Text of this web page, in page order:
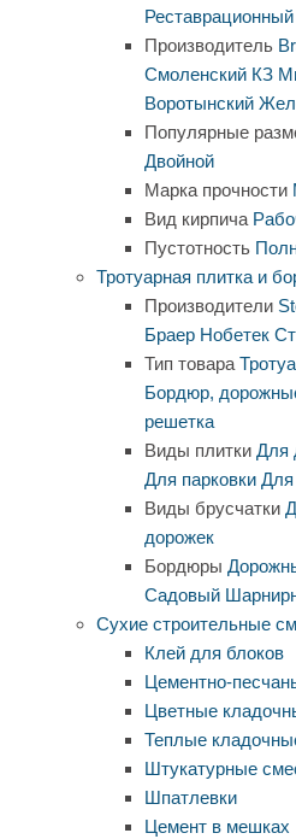
Реставрационный
Производитель
Смоленский КЗ
Воротынский
Популярные
Двойной
Марка прочности
Вид кирпича
Пустотность
Тротуарная плитка и
Производители
Браер Нобетек
Тип товара
Бордюр,
решетка
Виды плитки Для
Для парковки Для
Виды брусчатки
дорожек
Бордюры
Садовый
Сухие строительные
Клей для блоков
Цементно-
Цветные
Теплые
Штукатурные
Шпатлевки
Цемент в мешках